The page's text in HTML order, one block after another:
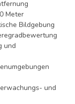
Meter
Bildgebung
und
und